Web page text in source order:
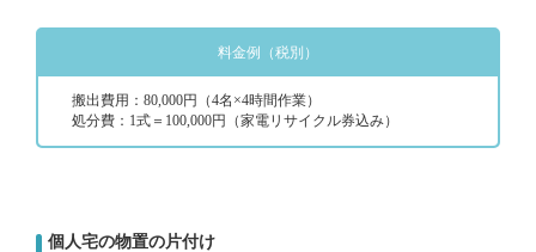
料金例（税別）
搬出費用：80,000円（4名×4時間作業）
処分費：1式＝100,000円（家電リサイクル券込み）
個人宅の物置の片付け